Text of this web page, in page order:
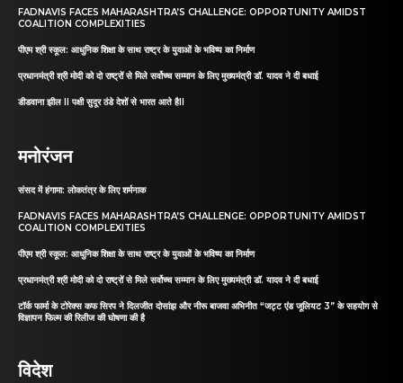
FADNAVIS FACES MAHARASHTRA’S CHALLENGE: OPPORTUNITY AMIDST
COALITION COMPLEXITIES
पीएम श्री स्कूल: आधुनिक शिक्षा के साथ राष्ट्र के युवाओं के भविष्य का निर्माण
प्रधानमंत्री श्री मोदी को दो राष्ट्रों से मिले सर्वोच्च सम्मान के लिए मुख्यमंत्री डॉ. यादव ने दी बधाई
डीडवाना झील II पक्षी सुदूर ठंडे देशों से भारत आते हैII
मनोरंजन
संसद में हंगामा: लोकतंत्र के लिए शर्मनाक
FADNAVIS FACES MAHARASHTRA’S CHALLENGE: OPPORTUNITY AMIDST
COALITION COMPLEXITIES
पीएम श्री स्कूल: आधुनिक शिक्षा के साथ राष्ट्र के युवाओं के भविष्य का निर्माण
प्रधानमंत्री श्री मोदी को दो राष्ट्रों से मिले सर्वोच्च सम्मान के लिए मुख्यमंत्री डॉ. यादव ने दी बधाई
टॉर्क फार्मा के टोरेक्स कफ सिरप ने दिलजीत दोसांझ और नीरू बाजवा अभिनीत “जट्ट एंड जूलियट 3” के सहयोग से
विज्ञापन फिल्म की रिलीज की घोषणा की है
विदेश